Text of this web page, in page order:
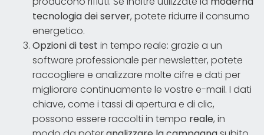
tecnologia dei server, potete ridurre il consumo
energetico.
Opzioni di test in tempo reale: grazie a un
software professionale per newsletter, potete
raccogliere e analizzare molte cifre e dati per
migliorare continuamente le vostre e-mail. I dati
chiave, come i tassi di apertura e di clic,
possono essere raccolti in tempo reale, in